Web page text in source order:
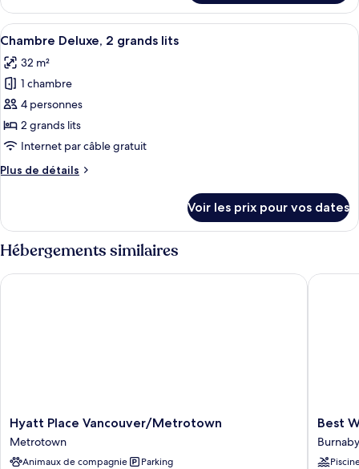
très
grand
lit
le
type
de
Chambre
Deluxe,
très
grand
lit
Afficher
toutes
les
photos
pour
ce
type
chambre :
2
grands
lits
Une chambre d’hôtel avec deux lits,
4
Chambre Deluxe, 2 grands lits
32 m²
1 chambre
4 personnes
2 grands lits
Internet par câble gratuit
Plus de détails
Plus
le
type
de
Chambre
Voir les prix pour vos dates
Hébergements similaires
Hyatt
Place
Vancouver/Metrotown
Metrotown
Hyatt Place Vancouver/Metrotown
Metrotown
Animaux de compagnie
Parking
Hyatt Place Vancouver/Metrotown
Best
Western
Plus
Burnaby
Best
Burnaby
Best